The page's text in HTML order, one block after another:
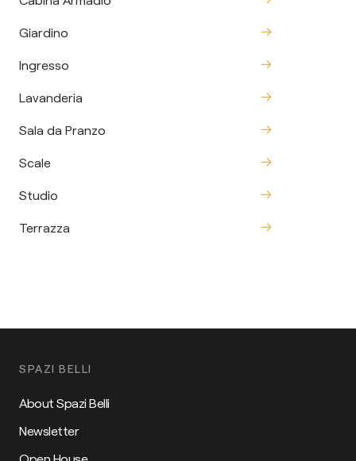
Giardino
Ingresso
Lavanderia
Sala da Pranzo
Scale
Studio
Terrazza
SPAZI BELLI
About Spazi Belli
Newsletter
Open House